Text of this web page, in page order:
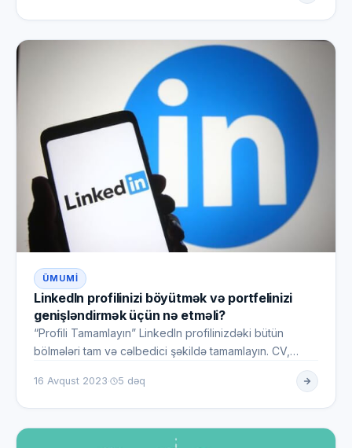
ÜMUMI
LinkedIn profilinizi böyütmək və portfelinizi
genişləndirmək üçün nə etməli?
“Profili Tamamlayın” LinkedIn profilinizdəki bütün
bölmələri tam və cəlbedici şəkildə tamamlayın. CV,
16 Avqust 2023· 5 dəq